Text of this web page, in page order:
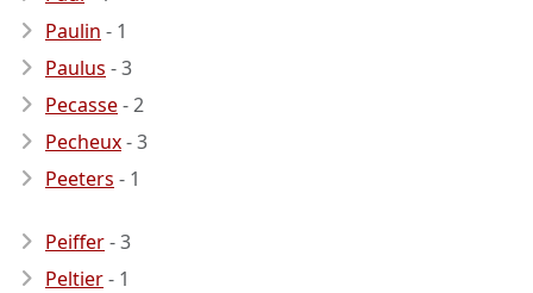
Paulin - 1
Paulus - 3
Pecasse- 2
Pecheux- 3
Peeters - 1
Peiffer- 3
Peltier- 1